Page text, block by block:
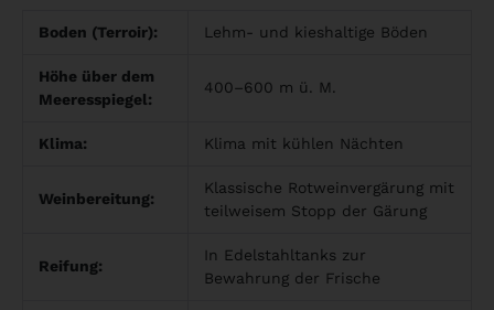
Boden (Terroir): Lehm- und kieshaltige Böden
Höhe über dem
Meeresspiegel:
400–600 m ü. M.
Klima: Klima mit kühlen Nächten
Weinbereitung:
Klassische Rotweinvergärung mit
teilweisem Stopp der Gärung
Reifung:
In Edelstahltanks zur
Bewahrung der Frische